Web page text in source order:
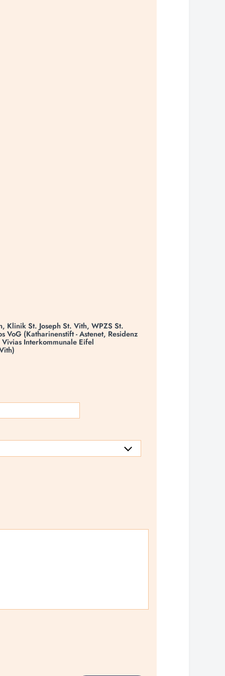
Klinik St. Joseph St. Vith, WPZS St.
VoG (Katharinenstift - Astenet, Residenz
Interkommunale Eifel